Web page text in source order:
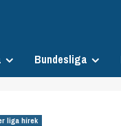
Bundesliga
liga hírek